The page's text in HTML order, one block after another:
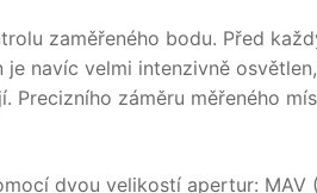
zaměřeného bodu. Před
navíc velmi intenzivně
záměru měřeného
dvou velikostí apertur: